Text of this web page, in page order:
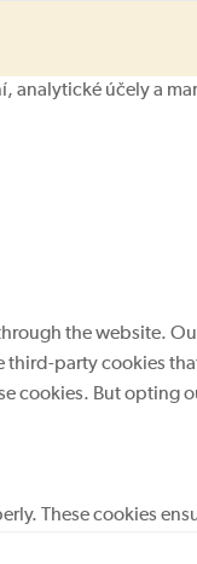
účely a
the website.
party cookies
cookies. But opting
These cookies